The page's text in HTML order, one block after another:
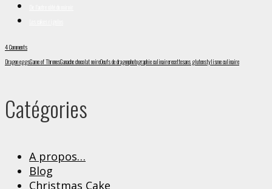
4 Comments
Dragon eggsGame of ThronesGanache chocolat noireOeufs de dragonphotographie culinairerecettesans glutenstylisme culinaire
Catégories
A propos…
Blog
Christmas Cake